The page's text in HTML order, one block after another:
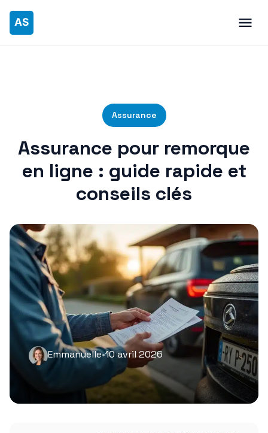
Assurance
Assurance pour remorque
en ligne : guide rapide et
conseils clés
Emmanuelle•10 avril 2026